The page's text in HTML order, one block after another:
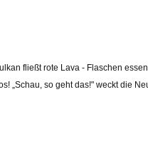
fließt rote Lava - Flaschen
„Schau, so geht das!" weckt die